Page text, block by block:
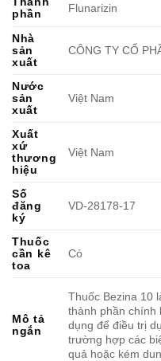
phần
Flunarizin
Nhà
sản
xuất
CÔNG TY CỔ
Nước
sản
xuất
Việt Nam
Xuất
xứ
thương
hiệu
Việt Nam
Số
đăng
ký
VD-28178-17
Thuốc
cần kê
toa
Có
Mô tả
ngắn
Thuốc Bezina 10
thành phần chính
dụng để điều trị
trường hợp các
quả hoặc kém